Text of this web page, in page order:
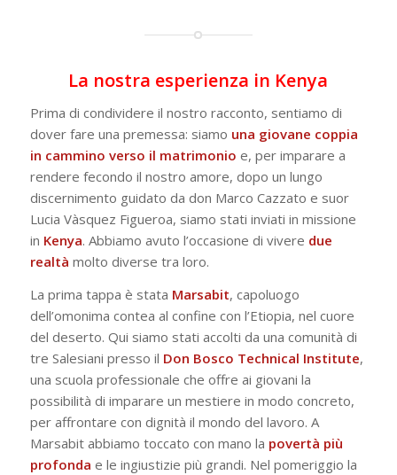
La nostra esperienza in Kenya
Prima di condividere il nostro racconto, sentiamo di
dover fare una premessa: siamo una giovane coppia
in cammino verso il matrimonio e, per imparare a
rendere fecondo il nostro amore, dopo un lungo
discernimento guidato da don Marco Cazzato e suor
Lucia Vàsquez Figueroa, siamo stati inviati in missione
in Kenya. Abbiamo avuto l’occasione di vivere due
realtà molto diverse tra loro.
La prima tappa è stata Marsabit, capoluogo
dell’omonima contea al confine con l’Etiopia, nel cuore
del deserto. Qui siamo stati accolti da una comunità di
tre Salesiani presso il Don Bosco Technical Institute,
una scuola professionale che offre ai giovani la
possibilità di imparare un mestiere in modo concreto,
per affrontare con dignità il mondo del lavoro. A
Marsabit abbiamo toccato con mano la povertà più
profonda e le ingiustizie più grandi. Nel pomeriggio la